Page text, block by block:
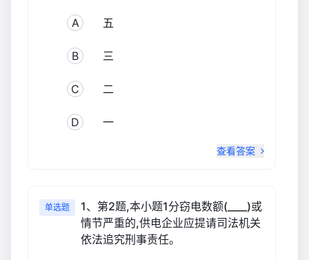
A 五
B 三
C 二
D 一
查看答案
单选题
1、第2题,本小题1分窃电数额(____)或
情节严重的,供电企业应提请司法机关
依法追究刑事责任。